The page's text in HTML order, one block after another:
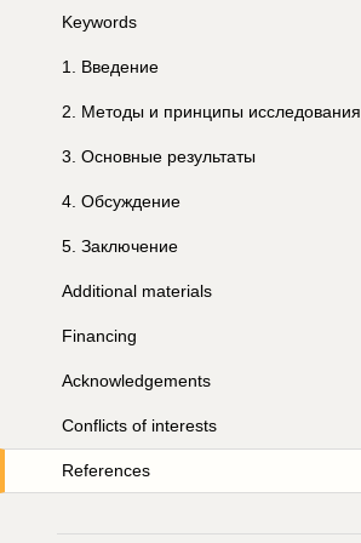
Keywords
1 Введение
2 Методы и принципы исследования
3 Основные результаты
4 Обсуждение
5 Заключение
Additional materials
Financing
Acknowledgements
Conflicts of interests
References